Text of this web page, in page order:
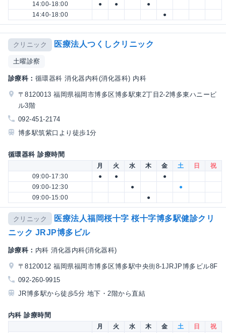
14:00-18:00
● ●
●
14:40-18:00
●
クリニック 医療法人つくしクリニック
土曜診察
診療科： 循環器科 消化器内科(消化器科) 内科
〒8120013 福岡県福岡市博多区博多駅東2丁目2-2博多東ハニービ
ル3階
092-451-2174
博多駅筑紫口より徒歩1分
循環器科 診療時間
月 火 水 木 金 土 日
祝
09:00-17:30
● ●
●
09:00-12:30
●
●
09:00-15:00
●
クリニック
医療法人福岡桜十字 桜十字博多駅健診クリ
ニック JRJP博多ビル
診療科： 内科 消化器内科(消化器科)
〒8120012 福岡県福岡市博多区博多駅中央街8-1JRJP博多ビル8F
092-260-9915
JR博多駅から徒歩5分 地下・2階から直結
内科 診療時間
月 火 水 木 金 土 日
祝